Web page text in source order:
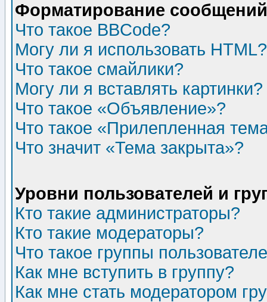
Форматирование
Что такое BBCode?
Могу ли я использовать HTML?
Что такое смайлики?
Могу ли я вставлять картинки?
Что такое «Объявление»?
Что такое «Прилепленная
Что значит «Тема закрыта»?
Уровни пользователей и
Кто такие администраторы?
Кто такие модераторы?
Что такое группы
Как мне вступить в группу?
Как мне стать модератором